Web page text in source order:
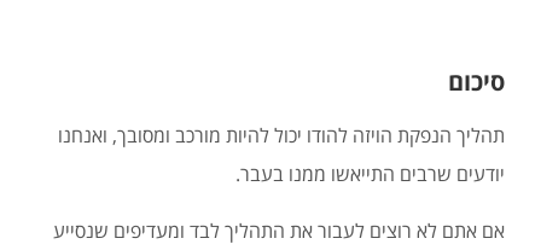
סיכום
תהליך הנפקת הויזה להודו יכול להיות מורכב ומסובך, ואנחנו
יודעים שרבים התייאשו ממנו בעבר.
אם אתם לא רוצים לעבור את התהליך לבד ומעדיפים שנסייע